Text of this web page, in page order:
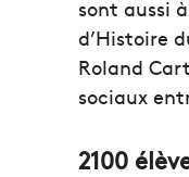
sont aussi
d’Histoire
Roland
sociaux
2100